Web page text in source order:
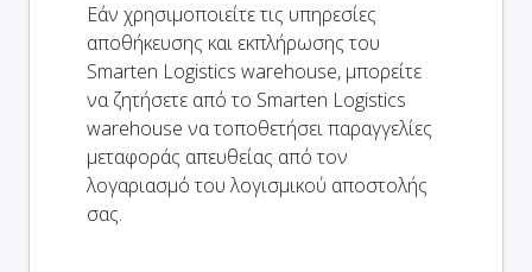
Εάν χρησιμοποιείτε τις υπηρεσίες
αποθήκευσης και εκπλήρωσης του
Smarten Logistics warehouse, μπορείτε
να ζητήσετε από το Smarten Logistics
warehouse να τοποθετήσει παραγγελίες
μεταφοράς απευθείας από τον
λογαριασμό του λογισμικού αποστολής
σας.